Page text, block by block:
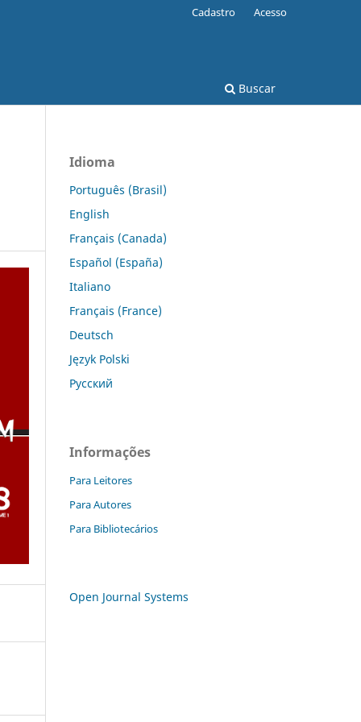
Buscar
Cadastro Acesso
Idioma
Português (Brasil)
English
Français (Canada)
Español (España)
Italiano
Français (France)
Deutsch
Język Polski
Русский
Informações
Para Leitores
Para Autores
Para Bibliotecários
Open Journal Systems